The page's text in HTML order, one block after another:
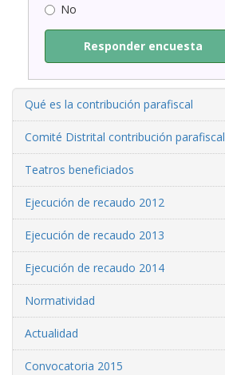
No
Responder encuesta
Qué es la contribución parafiscal
Comité Distrital contribución parafiscal
Teatros beneficiados
Ejecución de recaudo 2012
Ejecución de recaudo 2013
Ejecución de recaudo 2014
Normatividad
Actualidad
Convocatoria 2015